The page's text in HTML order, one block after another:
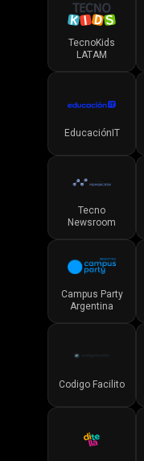
TecnoKids
LATAM
EducaciónIT
Tecno
Newsroom
Campus Party
Argentina
Codigo Facilito